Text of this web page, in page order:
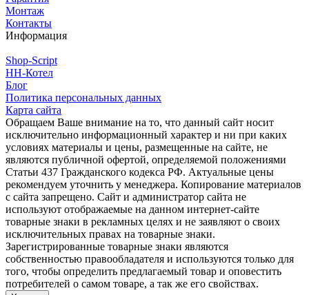
Монтаж
Контакты
Информация
Shop-Script
НН-Котел
Блог
Политика персональных данных
Карта сайта
Обращаем Ваше внимание на то, что данный сайт носит
исключительно информационный характер и ни при каких
условиях материалы и цены, размещенные на сайте, не
являются публичной офертой, определяемой положениями
Статьи 437 Гражданского кодекса РФ. Актуальные цены
рекомендуем уточнить у менеджера. Копирование материалов
с сайта запрещено. Сайт и администратор сайта не
используют отображаемые на данном интернет-сайте
товарные знаки в рекламных целях и не заявляют о своих
исключительных правах на товарные знаки.
Зарегистрированные товарные знаки являются
собственностью правообладателя и используются только для
того, чтобы определить предлагаемый товар и оповестить
потребителей о самом товаре, а так же его свойствах.